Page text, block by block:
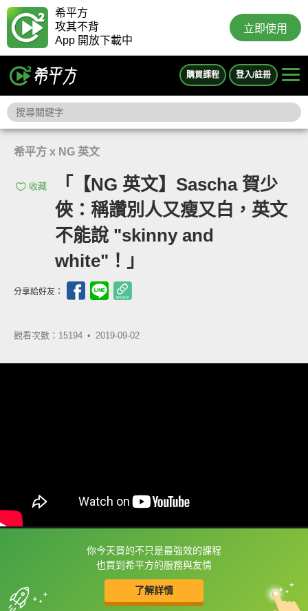
希平方
攻其不背
App 開放下載中
立即使用
購買課程 登入/註冊
希平方 x NG 英文
收藏
「【NG 英文】Sascha 賀少
俠：稱讚別人又瘦又白，英文
不能說 "skinny and
white"！」
分享給好友：
觀看次數：15194 • 2019-09-02
你今天買的不只是最強效的課程
也買到希平方的服務與友情
了解詳情
框選或點兩下字幕可以直接查字典喔！